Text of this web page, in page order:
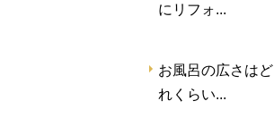
にリフォ...
お風呂の広さはど
れくらい...